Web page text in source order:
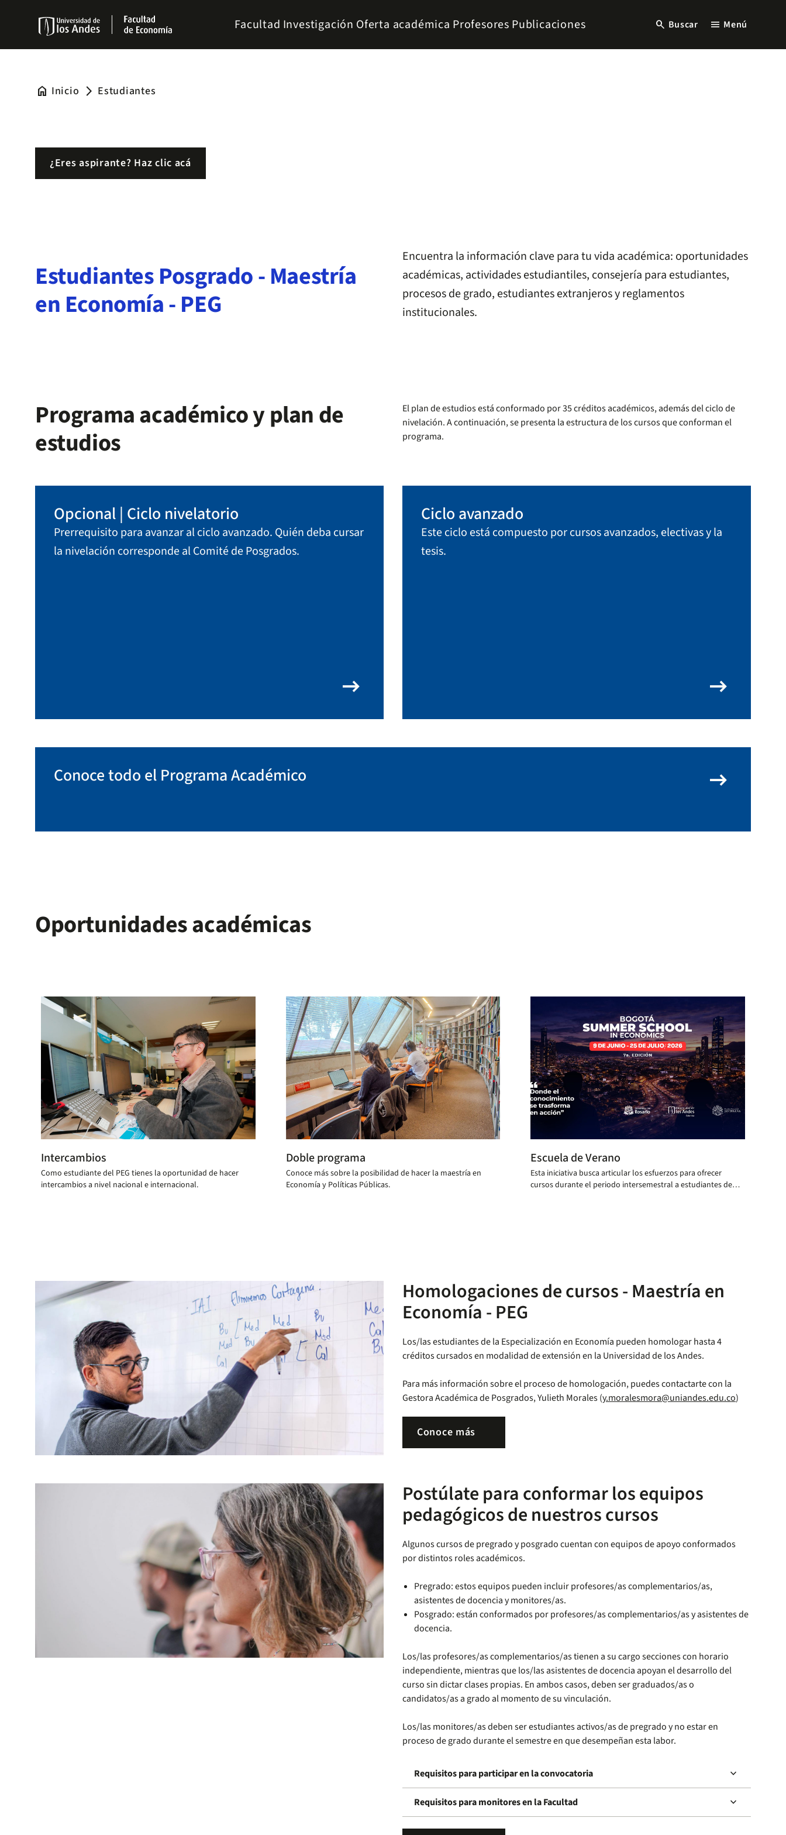
Facultad Investigación Oferta académica Profesores Publicaciones search Buscar menu Menú
home Inicio arrow_forward_ios Estudiantes
¿Eres aspirante? Haz clic acá
Estudiantes Posgrado - Maestría
en Economía - PEG
Encuentra la información clave para tu vida académica: oportunidades
académicas, actividades estudiantiles, consejería para estudiantes,
procesos de grado, estudiantes extranjeros y reglamentos
institucionales.
Programa académico y plan de
estudios
El plan de estudios está conformado por 35 créditos académicos, además del ciclo de
nivelación. A continuación, se presenta la estructura de los cursos que conforman el
programa.
Opcional | Ciclo nivelatorio
Prerrequisito para avanzar al ciclo avanzado. Quién deba cursar
la nivelación corresponde al Comité de Posgrados.
arrow_right_alt
Ciclo avanzado
Este ciclo está compuesto por cursos avanzados, electivas y la
tesis.
arrow_right_alt
Conoce todo el Programa Académico arrow_right_alt
Oportunidades académicas
Intercambios
Como estudiante del PEG tienes la oportunidad de hacer
intercambios a nivel nacional e internacional.
Doble programa
Conoce más sobre la posibilidad de hacer la maestría en
Economía y Políticas Públicas.
Escuela de Verano
Esta iniciativa busca articular los esfuerzos para ofrecer
cursos durante el periodo intersemestral a estudiantes de
Homologaciones de cursos - Maestría en
Economía - PEG
Los/las estudiantes de la Especialización en Economía pueden homologar hasta 4
créditos cursados en modalidad de extensión en la Universidad de los Andes.
Para más información sobre el proceso de homologación, puedes contactarte con la
Gestora Académica de Posgrados, Yulieth Morales (y.moralesmora@uniandes.edu.co)
Conoce más
Postúlate para conformar los equipos
pedagógicos de nuestros cursos
Algunos cursos de pregrado y posgrado cuentan con equipos de apoyo conformados
por distintos roles académicos.
Pregrado: estos equipos pueden incluir profesores/as complementarios/as,
asistentes de docencia y monitores/as.
Posgrado: están conformados por profesores/as complementarios/as y asistentes de
docencia.
Los/las profesores/as complementarios/as tienen a su cargo secciones con horario
independiente, mientras que los/las asistentes de docencia apoyan el desarrollo del
curso sin dictar clases propias. En ambos casos, deben ser graduados/as o
candidatos/as a grado al momento de su vinculación.
Los/las monitores/as deben ser estudiantes activos/as de pregrado y no estar en
proceso de grado durante el semestre en que desempeñan esta labor.
Requisitos para participar en la convocatoria keyboard_arrow_down
Requisitos para monitores en la Facultad keyboard_arrow_down